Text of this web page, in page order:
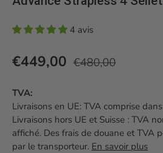
4 avis
Prix soldé
€449,00 Prix habituel
€480,00
TVA:
Livraisons en UE: TVA comprise
Livraisons hors UE et Suisse : TVA
affiché. Des frais de douane et TVA
par le transporteur. En savoir plus